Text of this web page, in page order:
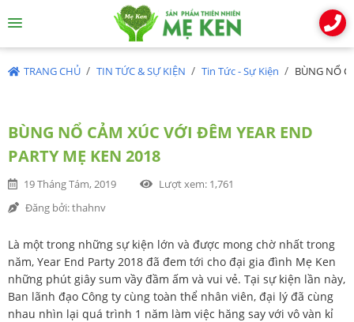
TRANG CHỦ TIN TỨC & SỰ KIỆN Tin Tức - Sự Kiện BÙNG NỔ
BÙNG NỔ CẢM XÚC VỚI ĐÊM YEAR END
PARTY MẸ KEN 2018
19 Tháng Tám, 2019 Lượt xem: 1,761
Đăng bởi: thahnv
Là một trong những sự kiện lớn và được mong chờ nhất trong
năm, Year End Party 2018 đã đem tới cho đại gia đình Mẹ Ken
những phút giây sum vầy đầm ấm và vui vẻ. Tại sự kiện lần này,
Ban lãnh đạo Công ty cùng toàn thể nhân viên, đại lý đã cùng
nhau nhìn lại quá trình 1 năm làm việc hăng say với vô vàn kỉ